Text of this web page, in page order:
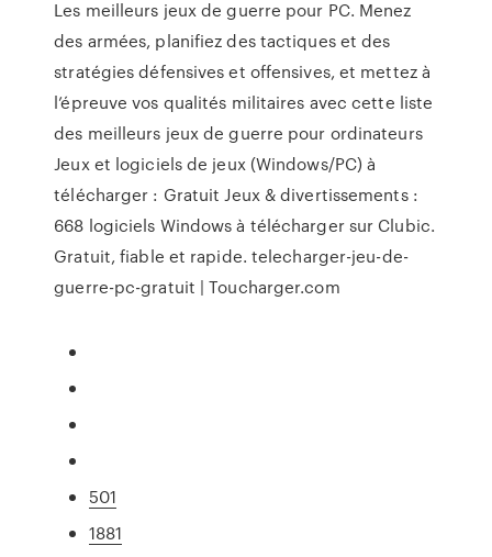
Les meilleurs jeux de guerre pour PC. Menez
des armées, planifiez des tactiques et des
stratégies défensives et offensives, et mettez à
l’épreuve vos qualités militaires avec cette liste
des meilleurs jeux de guerre pour ordinateurs
Jeux et logiciels de jeux (Windows/PC) à
télécharger : Gratuit Jeux & divertissements :
668 logiciels Windows à télécharger sur Clubic.
Gratuit, fiable et rapide. telecharger-jeu-de-
guerre-pc-gratuit | Toucharger.com
501
1881